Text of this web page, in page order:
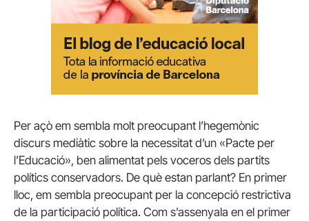
Per açò em sembla molt preocupant l’hegemònic
discurs mediàtic sobre la necessitat d’un «Pacte per
l’Educació», ben alimentat pels voceros dels partits
polítics conservadors. De què estan parlant? En primer
lloc, em sembla preocupant per la concepció restrictiva
de la participació política. Com s’assenyala en el primer